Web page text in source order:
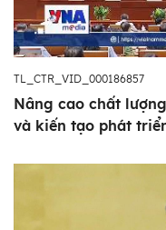
TL_CTR_VID_000186857
Nâng cao chất
và kiến tạo phát